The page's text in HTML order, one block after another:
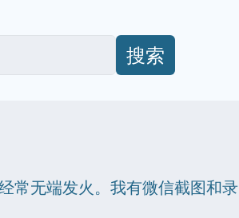
搜索
常无端发火。我有微信截图和录